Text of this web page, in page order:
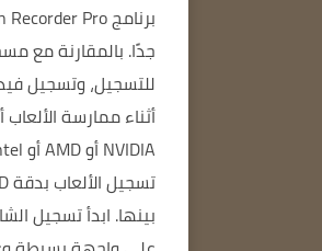
برنامج iTop Screen Recorder Pro
جدًا. بالمقارنة مع
للتسجيل، وتسجيل
أثناء ممارسة
NVIDIA أو AMD أو Intel.
بينها. ابدأ تسجيل